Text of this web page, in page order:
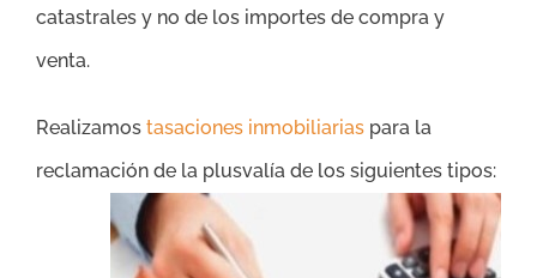
catastrales y no de los importes de compra y
venta.
Realizamos tasaciones inmobiliarias para la
reclamación de la plusvalía de los siguientes tipos: